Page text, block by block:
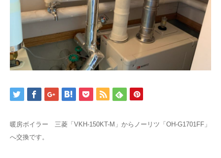
暖房ボイラー 三菱「VKH-150KT-M」からノーリツ「OH-G1701FF」
へ交換です。